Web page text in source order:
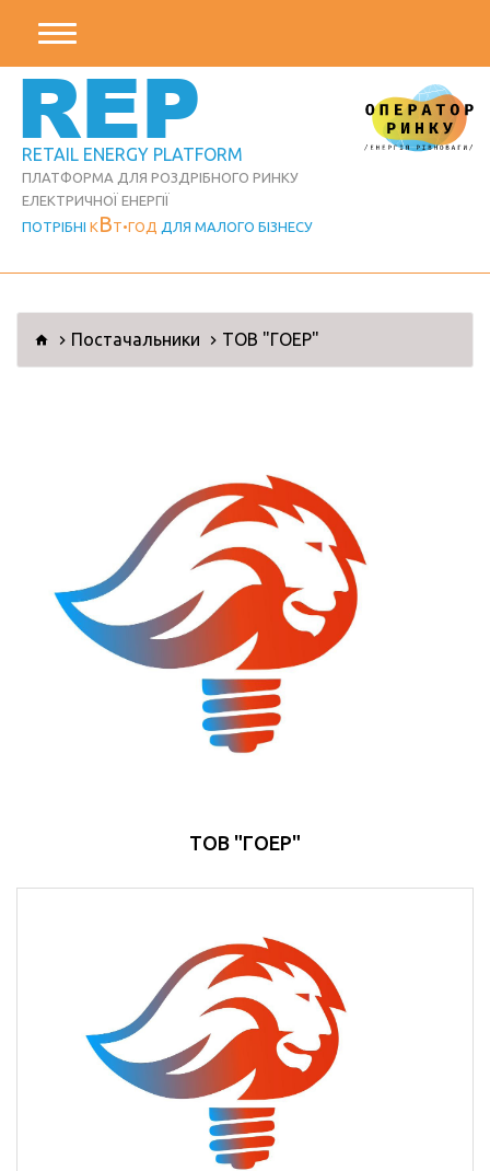
REP
RETAIL ENERGY PLATFORM
ПЛАТФОРМА ДЛЯ РОЗДРІБНОГО РИНКУ
ЕЛЕКТРИЧНОЇ ЕНЕРГІЇ
ПОТРІБНІ К ВТ ГОД ДЛЯ МАЛОГО БІЗНЕСУ
Постачальники ТОВ "ГОЕР"
ТОВ "ГОЕР"